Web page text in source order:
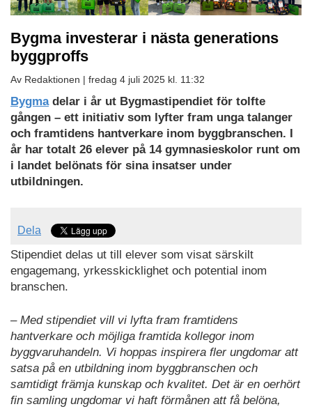
Bygma investerar i nästa generations
byggproffs
Av Redaktionen | fredag 4 juli 2025 kl. 11:32
Bygmadelar i år ut Bygmastipendiet för tolfte
gången – ett initiativ som lyfter fram unga talanger
och framtidens hantverkare inom byggbranschen.
år har totalt 26 elever på 14 gymnasieskolor runt om
i landet belönats för sina insatser under
utbildningen.
Dela
Stipendiet delas ut till elever som visat särskilt
engagemang, yrkesskicklighet och potential inom
branschen.
– Med stipendiet vill vi lyfta fram framtidens
hantverkare och möjliga framtida kollegor inom
byggvaruhandeln. Vi hoppas inspirera fler ungdomar att
satsa på en utbildning inom byggbranschen och
samtidigt främja kunskap och kvalitet. Det är en oerhört
fin samling ungdomar vi haft förmånen att få belöna,